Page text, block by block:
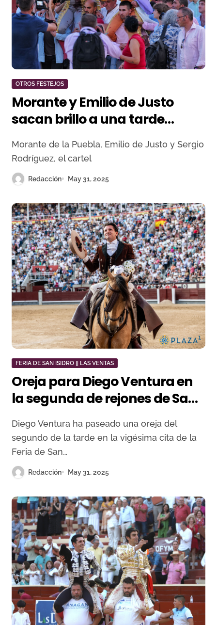
OTROS FESTEJOS
Morante y Emilio de Justo
sacan brillo a una tarde
irregular en Ávila
Morante de la Puebla, Emilio de Justo y Sergio
Rodríguez, el cartel
Redacción May 31, 2025
FERIA DE SAN ISIDRO || LAS VENTAS
Oreja para Diego Ventura en
la segunda de rejones de San
Isidro
Diego Ventura ha paseado una oreja del
segundo de la tarde en la vigésima cita de la
Feria de San…
Redacción May 31, 2025